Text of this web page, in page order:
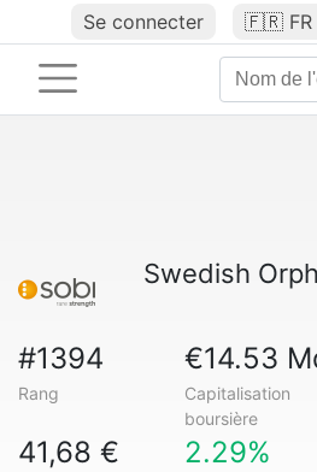
Se connecter 🇫🇷 FR
Swedish
#1394
Rang
€14.53
Capitalisation
boursière
41,68 € 2.29%